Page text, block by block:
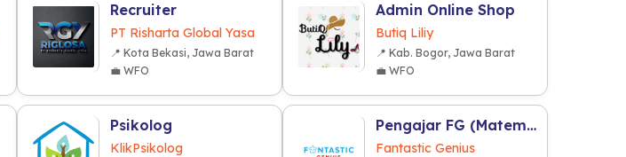
Recruiter
PT Risharta Global Yasa
📍 Kota Bekasi, Jawa Barat
💼 WFO
Admin Online Shop
Butiq Liliy
📍 Kab. Bogor, Jawa Barat
💼 WFO
Psikolog
KlikPsikolog
Pengajar FG (Matematika)
Fantastic Genius